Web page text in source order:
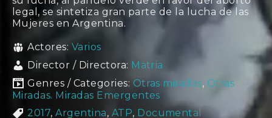
legal, se sintetiza gran parte de la lucha de las
Mujeres en Argentina.
Actores: Varios
Director / Directora: Matria
Genres / Categories: Otras miradas, Otras
Miradas. Miradas Emergentes
2017,Argentina, ATP, Documental